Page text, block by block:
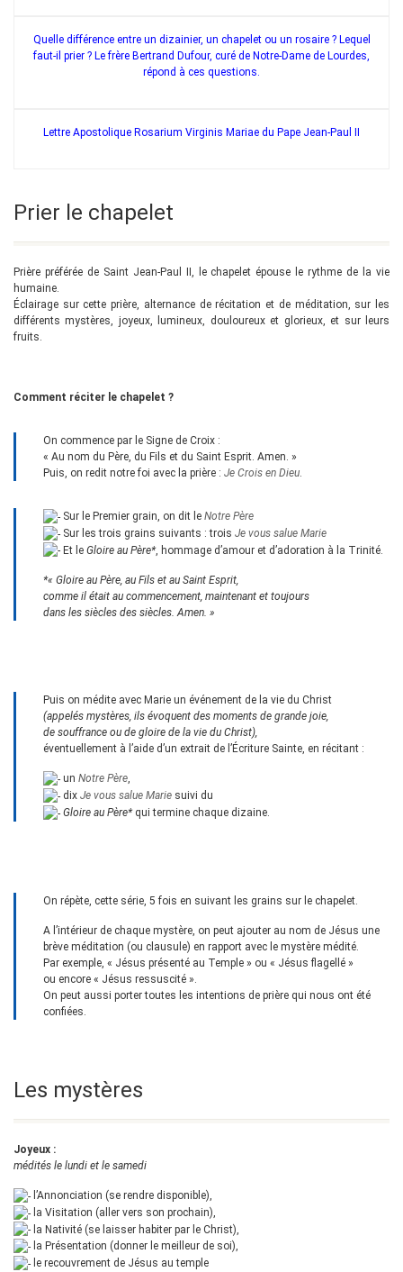
Quelle différence entre un dizainier, un chapelet ou un rosaire ? Lequel
faut-il prier ? Le frère Bertrand Dufour, curé de Notre-Dame de Lourdes,
répond à ces questions.
Lettre Apostolique Rosarium Virginis Mariae du Pape Jean-Paul II
Prier le chapelet
Prière préférée de Saint Jean-Paul II, le chapelet épouse le rythme de la vie
humaine.
Éclairage sur cette prière, alternance de récitation et de méditation, sur les
différents mystères, joyeux, lumineux, douloureux et glorieux, et sur leurs
fruits.
Comment réciter le chapelet ?
On commence par le Signe de Croix :
« Au nom du Père, du Fils et du Saint Esprit. Amen. »
Puis, on redit notre foi avec la prière : Je Crois en Dieu.
Sur le Premier grain, on dit le Notre Père
Sur les trois grains suivants : trois Je vous salue Marie
Et le Gloire au Père*, hommage d’amour et d’adoration à la Trinité.
*« Gloire au Père, au Fils et au Saint Esprit,
comme il était au commencement, maintenant et toujours
dans les siècles des siècles. Amen. »
Puis on médite avec Marie un événement de la vie du Christ
(appelés mystères, ils évoquent des moments de grande joie,
de souffrance ou de gloire de la vie du Christ),
éventuellement à l’aide d’un extrait de l’Écriture Sainte, en récitant :
un Notre Père,
dix Je vous salue Marie suivi du
Gloire au Père*qui termine chaque dizaine.
On répète, cette série, 5 fois en suivant les grains sur le chapelet.
A l’intérieur de chaque mystère, on peut ajouter au nom de Jésus une
brève méditation (ou clausule) en rapport avec le mystère médité.
Par exemple, « Jésus présenté au Temple » ou « Jésus flagellé »
ou encore « Jésus ressuscité ».
On peut aussi porter toutes les intentions de prière qui nous ont été
confiées.
Les mystères
Joyeux :
médités le lundi et le samedi
l’Annonciation (se rendre disponible),
la Visitation (aller vers son prochain),
la Nativité (se laisser habiter par le Christ),
la Présentation (donner le meilleur de soi),
le recouvrement de Jésus au temple